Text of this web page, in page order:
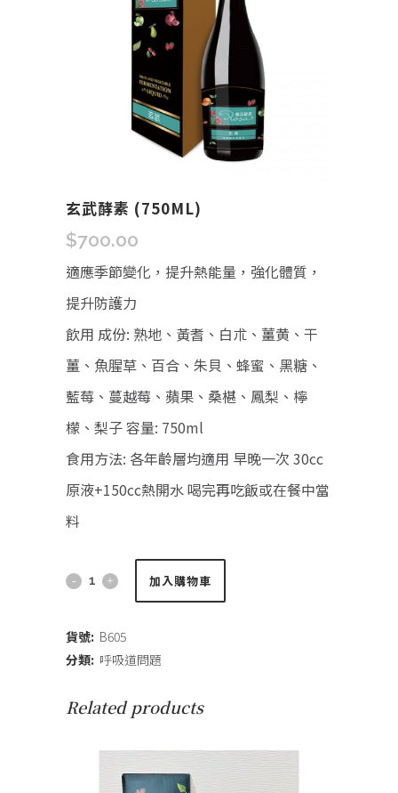
玄武酵素 (750ML)
$700.00
適應季節變化，提升熱能量，強化體質，
提升防護力
飲用 成份: 熟地、黃耆、白朮、薑黄、干
薑、魚腥草、百合、朱貝、蜂蜜、黑糖、
藍莓、蔓越莓、蘋果、桑椹、鳳梨、檸
檬、梨子 容量: 750ml
食用方法: 各年齡層均適用 早晚一次 30cc
原液+150cc熱開水 喝完再吃飯或在餐中當
料
玄
酵
(750ml)
加入購物車
貨號: B605
分類: 呼吸道問題
Related products